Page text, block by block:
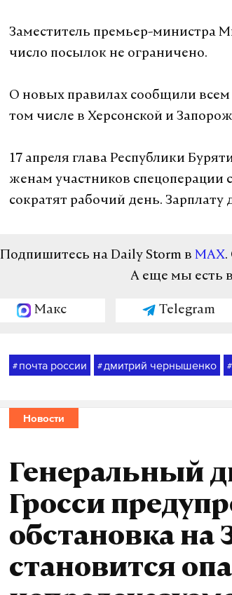
Заместитель премьер-министра
число посылок не ограничено.
О новых правилах сообщили
том числе в Херсонской и
17 апреля глава Республики
женам участников спецоперации
сократят рабочий день.
Подпишитесь на Daily Storm в MAX.
А еще мы есть в
Макс Telegram
# почта россии # дмитрий чернышенко #
Новости
Генеральный
Гросси
обстановка на
становится